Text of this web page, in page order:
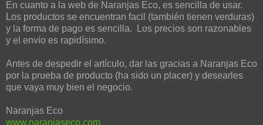
En cuanto a la web de Naranjas Eco, es sencilla de usar.
Los productos se encuentran facil (también tienen verduras)
y la forma de pago es sencilla. Los precios son razonables
y el envío es rapidísimo.
Antes de despedir el artículo, dar las gracias a Naranjas Eco
por la prueba de producto (ha sido un placer) y desearles
que vaya muy bien el negocio.
Naranjas Eco
www.naranjaseco.com